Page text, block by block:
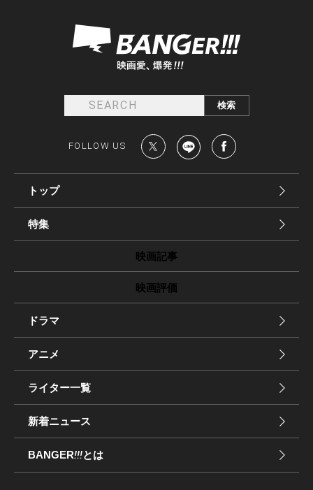
FOLLOW US
トップ
特集
映画記事
映画評価
ドラマ
アニメ
ライター一覧
新着ニュース
BANGER!!!とは